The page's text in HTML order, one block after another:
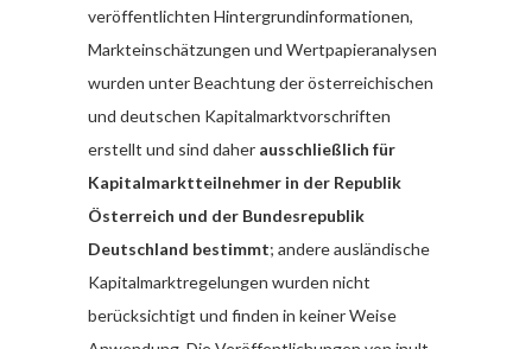
veröffentlichten Hintergrundinformationen,
Markteinschätzungen und Wertpapieranalysen
wurden unter Beachtung der österreichischen
und deutschen Kapitalmarktvorschriften
erstellt und sind daher ausschließlich für
Kapitalmarktteilnehmer in der Republik
Österreich und der Bundesrepublik
Deutschland bestimmt; andere ausländische
Kapitalmarktregelungen wurden nicht
berücksichtigt und finden in keiner Weise